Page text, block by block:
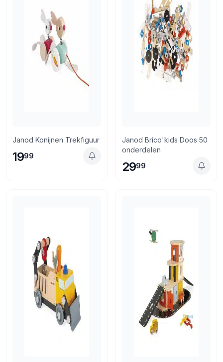
Janod Konijnen Trekfiguur
1999
Janod Brico'kids Doos 50
onderdelen
2999